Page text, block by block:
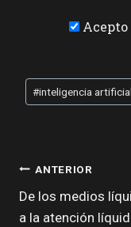
Acepto
Etiquetas
de
#inteligencia artificial
DE
ANTERIOR
De los medios
a la atención